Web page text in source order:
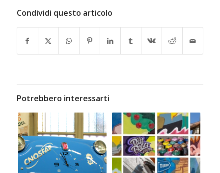
Condividi questo articolo
Potrebbero interessarti